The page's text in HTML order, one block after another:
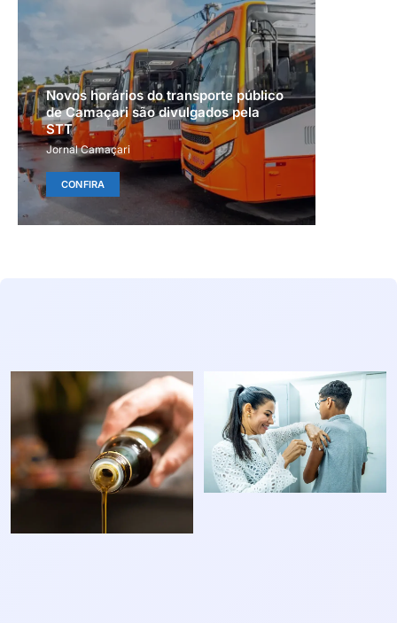
Novos horários do transporte público
de Camaçari são divulgados pela
STT
Jornal Camaçari
CONFIRA